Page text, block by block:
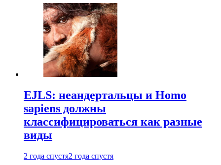
EJLS: неандертальцы и Homo
sapiens должны
классифицироваться как разные
виды
2 года спустя2 года спустя